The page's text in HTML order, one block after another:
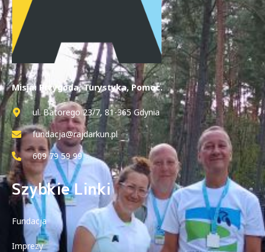
Misja: Przygoda, Turystyka, Pomoc.
ul. Batorego 23/7, 81-365 Gdynia
fundacja@rajdarkun.pl
609 79 59 99
Szybkie Linki
Fundacja
Imprezy